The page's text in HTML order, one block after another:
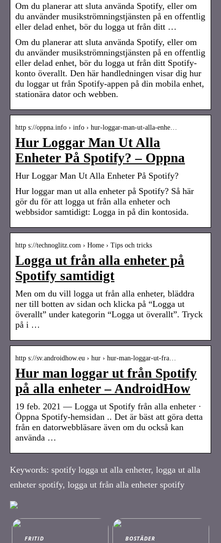
Om du planerar att sluta använda Spotify, eller om
du använder musikströmningstjänsten på en offentlig
eller delad enhet, bör du logga ut från ditt …
Om du planerar att sluta använda Spotify, eller om
du använder musikströmningstjänsten på en offentlig
eller delad enhet, bör du logga ut från ditt Spotify-
konto överallt. Den här handledningen visar dig hur
du loggar ut från Spotify-appen på din mobila enhet,
stationära dator och webben.
http s://oppna.info › info › hur-loggar-man-ut-alla-enhe…
Hur Loggar Man Ut Alla
Enheter På Spotify? – Oppna
Hur Loggar Man Ut Alla Enheter På Spotify?
Hur loggar man ut alla enheter på Spotify? Så här
gör du för att logga ut från alla enheter och
webbsidor samtidigt: Logga in på din kontosida.
http s://technoglitz.com › Home › Tips och tricks
Logga ut från alla enheter på
Spotify samtidigt
Men om du vill logga ut från alla enheter, bläddra
ner till botten av sidan och klicka på “Logga ut
överallt” under kategorin “Logga ut överallt”. Tryck
på i …
http s://sv.androidhow.eu › hur › hur-man-loggar-ut-fra…
Hur man loggar ut från Spotify
på alla enheter – AndroidHow
19 feb. 2021 — Logga ut Spotify från alla enheter ·
Öppna Spotify-hemsidan .. Det är bäst att göra detta
från en datorwebbläsare även om du också kan
använda …
Keywords: spotify logga ut alla enheter, logga ut alla
enheter spotify, logga ut från alla enheter spotify
FRITID BOSTÄDER